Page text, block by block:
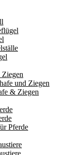
und Ziegen
& Ziegen
Pferde